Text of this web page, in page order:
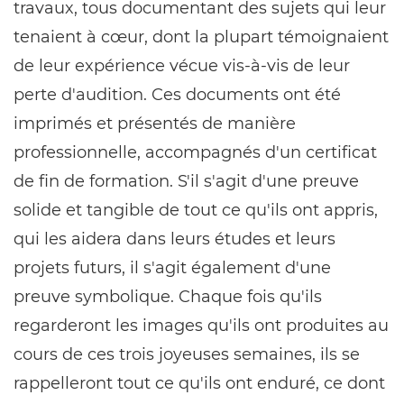
travaux, tous documentant des sujets qui leur
tenaient à cœur, dont la plupart témoignaient
de leur expérience vécue vis-à-vis de leur
perte d'audition. Ces documents ont été
imprimés et présentés de manière
professionnelle, accompagnés d'un certificat
de fin de formation. S'il s'agit d'une preuve
solide et tangible de tout ce qu'ils ont appris,
qui les aidera dans leurs études et leurs
projets futurs, il s'agit également d'une
preuve symbolique. Chaque fois qu'ils
regarderont les images qu'ils ont produites au
cours de ces trois joyeuses semaines, ils se
rappelleront tout ce qu'ils ont enduré, ce dont